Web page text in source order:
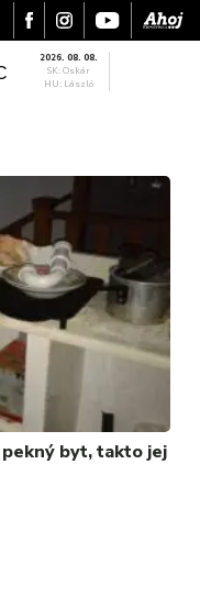
2026. 08. 08.
SK: Oskár
HU: László
byt, takto jej